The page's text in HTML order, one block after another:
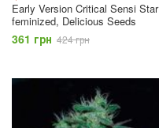
Early Version Critical Sensi Star
feminized, Delicious Seeds
361 грн 424 грн